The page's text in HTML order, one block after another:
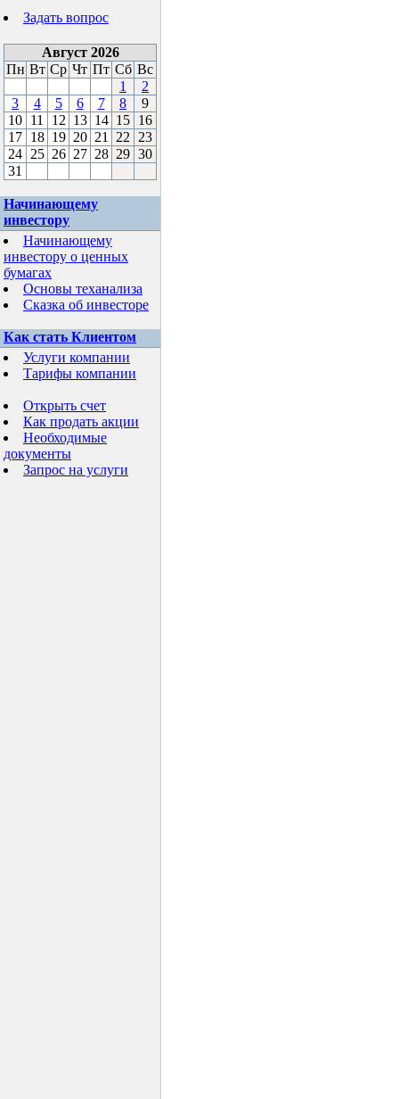
Задать вопрос
Август 2026
Пн Вт Ср Чт Пт Сб Вс
1
2
3
4 5 6 7 8
9
10 11 12 13 14 15 16
17 18 19 20 21 22
23
24 25 26 27 28 29 30
31
Начинающему
инвестору
Начинающему
инвестору о ценных
бумагах
Основы теханализа
Сказка об инвесторе
Как стать Клиентом
Услуги компании
Тарифы компании
Открыть счет
Как продать акции
Необходимые
документы
Запрос на услуги